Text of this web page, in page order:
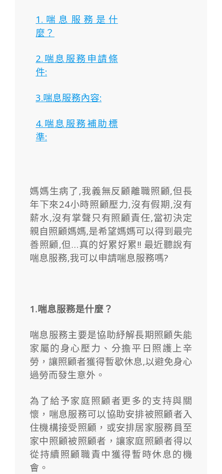
1.喘息服務是什
麼？
2.喘息服務申請條
件:
3.喘息服務內容:
4.喘息服務補助標
準:
媽媽生病了,我義無反顧離職照顧,但長
年下來24小時照顧壓力,沒有假期,沒有
薪水,沒有掌聲只有照顧責任,當初決定
親自照顧媽媽,是希望媽媽可以得到最完
善照顧,但…真的好累好累!! 最近聽說有
喘息服務,我可以申請喘息服務嗎?
1.喘息服務是什麼？
喘息服務主要是協助紓解長期照顧失能
家屬的身心壓力、分擔平日照護上辛
勞，讓照顧者獲得暫歇休息,以避免身心
過勞而發生意外。
為了給予家庭照顧者更多的支持與關
懷，喘息服務可以協助安排被照顧者入
住機構接受照顧，或安排居家服務員至
家中照顧被照顧者，讓家庭照顧者得以
從持續照顧職責中獲得暫時休息的機
會。